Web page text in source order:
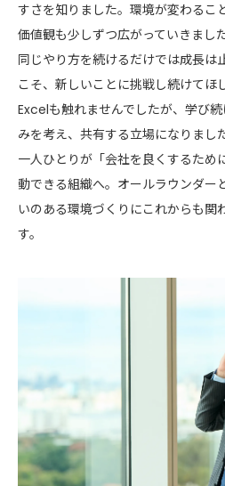
すさを知りました。環境が変わるこ
価値観も少しずつ広がっていきまし
同じやり方を続けるだけでは成長は
こそ、新しいことに挑戦し続けてほ
Excelも触れませんでしたが、学び
みを考え、共有する立場になりました
一人ひとりが「会社を良くするため
動できる組織へ。オールラウンダー
いのある環境づくりにこれからも関
す。